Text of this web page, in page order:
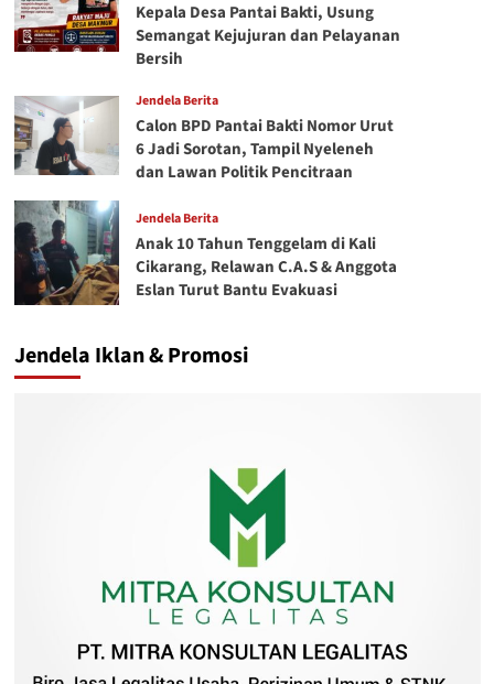
Kepala Desa Pantai Bakti, Usung
Semangat Kejujuran dan Pelayanan
Bersih
Jendela Berita
Calon BPD Pantai Bakti Nomor Urut
6 Jadi Sorotan, Tampil Nyeleneh
dan Lawan Politik Pencitraan
Jendela Berita
Anak 10 Tahun Tenggelam di Kali
Cikarang, Relawan C.A.S & Anggota
Eslan Turut Bantu Evakuasi
Jendela Iklan & Promosi